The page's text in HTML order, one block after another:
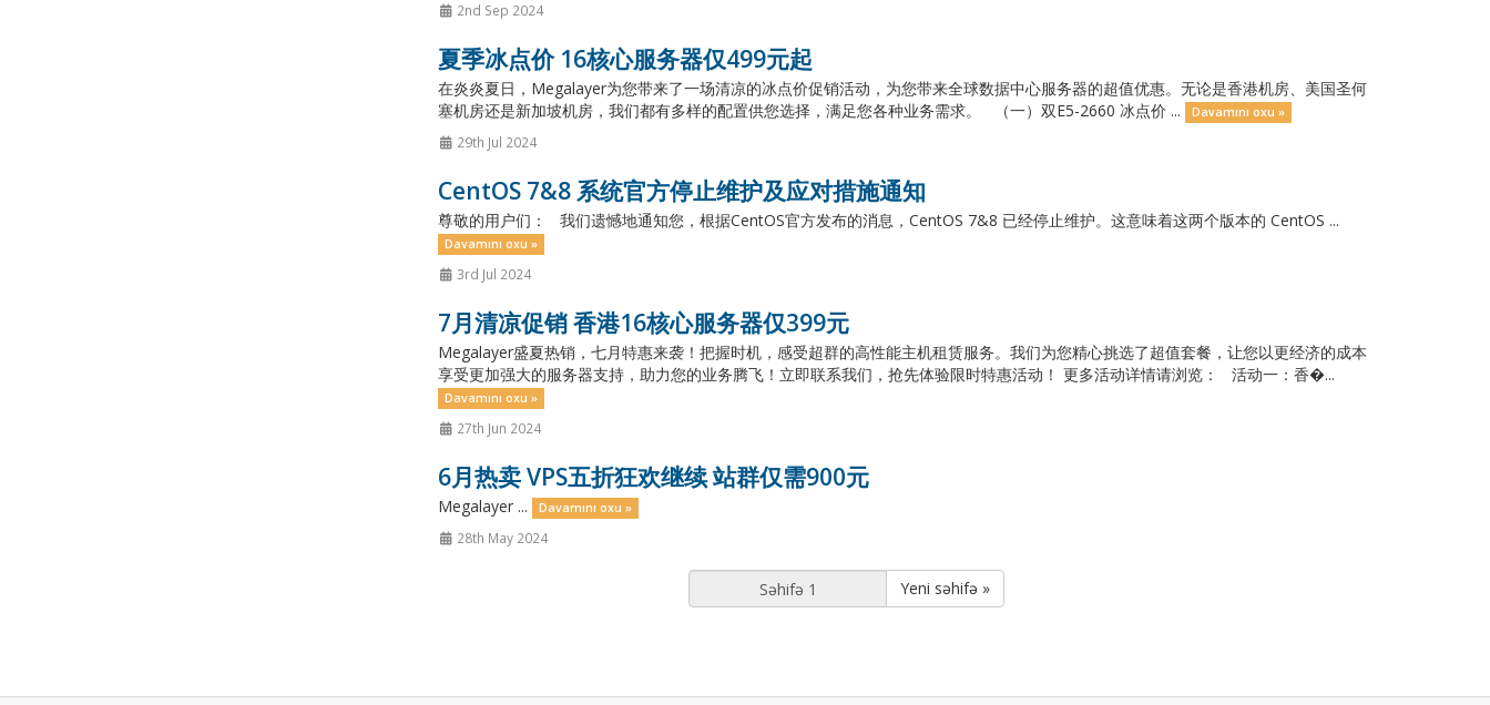
2nd Sep 2024
夏季冰点价 16核心服务器仅499元起
在炎炎夏日，Megalayer为您带来了一场清凉的冰点价促销活动，为您带来全球数据中心服务器的超值优惠。无论是香港机房、美国圣何
塞机房还是新加坡机房，我们都有多样的配置供您选择，满足您各种业务需求。 （一）双E5-2660 冰点价 ...
Davamını oxu »
29th Jul 2024
CentOS 7&8 系统官方停止维护及应对措施通知
尊敬的用户们： 我们遗憾地通知您，根据CentOS官方发布的消息，CentOS 7&8 已经停止维护。这意味着这两个版本的 CentOS ...
Davamını oxu »
3rd Jul 2024
7月清凉促销 香港16核心服务器仅399元
Megalayer盛夏热销，七月特惠来袭！把握时机，感受超群的高性能主机租赁服务。我们为您精心挑选了超值套餐，让您以更经济的成本
享受更加强大的服务器支持，助力您的业务腾飞！立即联系我们，抢先体验限时特惠活动！ 更多活动详情请浏览： 活动一：香�...
Davamını oxu »
27th Jun 2024
6月热卖 VPS五折狂欢继续 站群仅需900元
Megalayer ... Davamını oxu »
28th May 2024
Yeni səhifə »